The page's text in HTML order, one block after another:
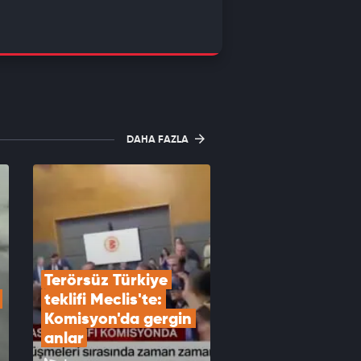
DAHA FAZLA
Terörsüz Türkiye
teklifi Meclis'te:
Komisyon'da gergin
anlar